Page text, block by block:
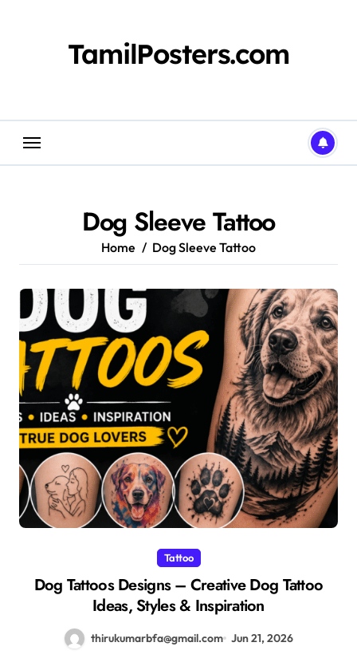
TamilPosters.com
Dog Sleeve Tattoo
Home Dog Sleeve Tattoo
Tattoo
Dog Tattoos Designs – Creative Dog Tattoo
Ideas, Styles & Inspiration
thirukumarbfa@gmail.com Jun 21, 2026